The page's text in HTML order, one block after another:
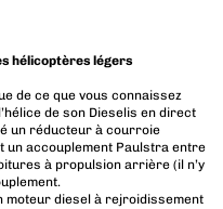
hélicoptères légers
de ce que vous connaissez
de son Dieselis en direct
un réducteur à courroie
un accouplement Paulstra entre
à propulsion arrière (il n’y
moteur diesel à rejroidissement